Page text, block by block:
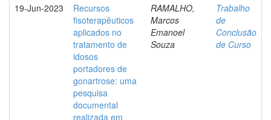
19-Jun-2023
Recursos
fisoterapêuticos
aplicados no
tratamento de
idosos
portadores de
gonartrose: uma
pesquisa
documental
realizada em
RAMALHO,
Marcos
Emanoel
Souza
Trabalho
de
Conclusão
de Curso